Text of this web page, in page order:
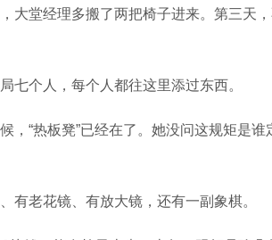
堂经理多搬了两把椅子进来。第三天，
个人，每个人都往这里添过东西。
“热板凳”已经在了。她没问这规矩是谁
老花镜、有放大镜，还有一副象棋。